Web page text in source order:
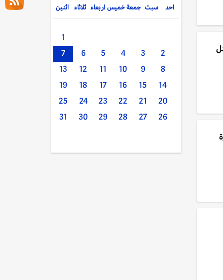
اثنين ثلاثاء اربعاء خميس جمعة سبت احد
1
2
3
4
5
6
7
8
9
10
11
12
13
14
15
16
17
18
19
20
21
22
23
24
25
26
27
28
29
30
31